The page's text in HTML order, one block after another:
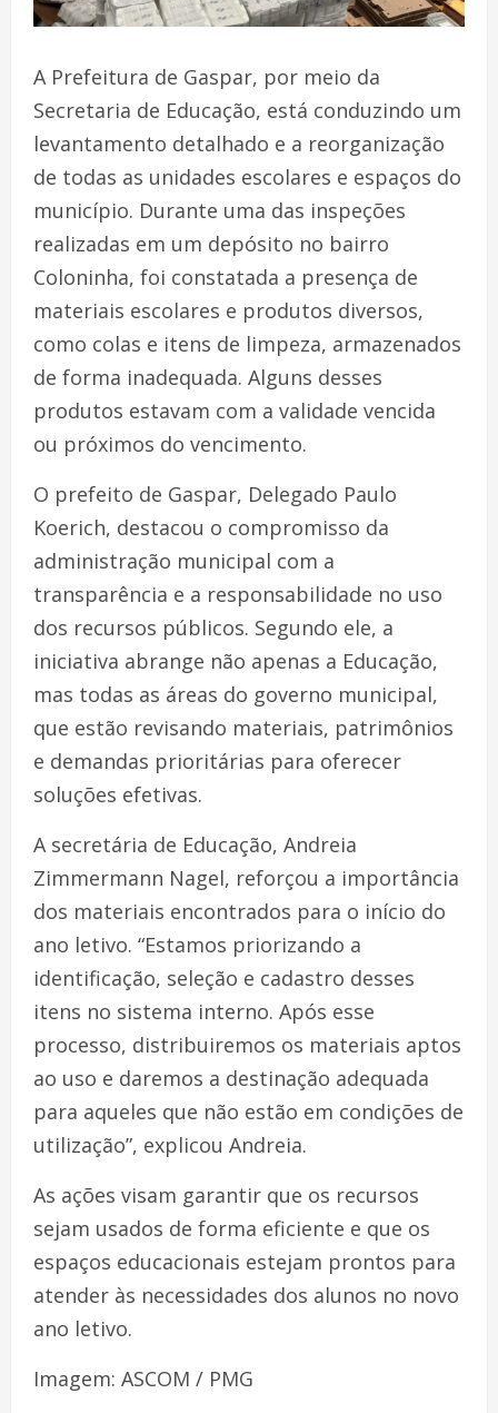
A Prefeitura de Gaspar, por meio da
Secretaria de Educação, está conduzindo um
levantamento detalhado e a reorganização
de todas as unidades escolares e espaços do
município. Durante uma das inspeções
realizadas em um depósito no bairro
Coloninha, foi constatada a presença de
materiais escolares e produtos diversos,
como colas e itens de limpeza, armazenados
de forma inadequada. Alguns desses
produtos estavam com a validade vencida
ou próximos do vencimento.
O prefeito de Gaspar, Delegado Paulo
Koerich, destacou o compromisso da
administração municipal com a
transparência e a responsabilidade no uso
dos recursos públicos. Segundo ele, a
iniciativa abrange não apenas a Educação,
mas todas as áreas do governo municipal,
que estão revisando materiais, patrimônios
e demandas prioritárias para oferecer
soluções efetivas.
A secretária de Educação, Andreia
Zimmermann Nagel, reforçou a importância
dos materiais encontrados para o início do
ano letivo. “Estamos priorizando a
identificação, seleção e cadastro desses
itens no sistema interno. Após esse
processo, distribuiremos os materiais aptos
ao uso e daremos a destinação adequada
para aqueles que não estão em condições de
utilização”, explicou Andreia.
As ações visam garantir que os recursos
sejam usados de forma eficiente e que os
espaços educacionais estejam prontos para
atender às necessidades dos alunos no novo
ano letivo.
Imagem: ASCOM / PMG